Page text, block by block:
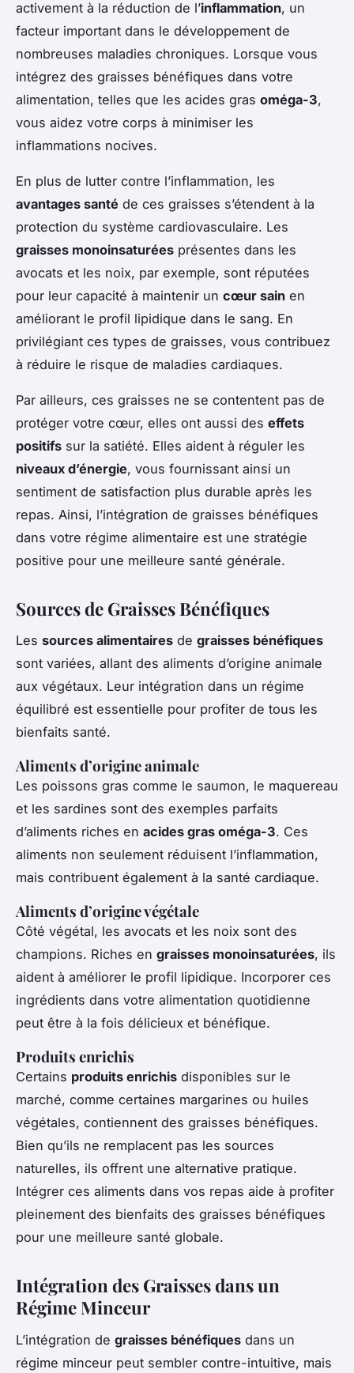
activement à la réduction de l’inflammation, un
facteur important dans le développement de
nombreuses maladies chroniques. Lorsque vous
intégrez des graisses bénéfiques dans votre
alimentation, telles que les acides gras oméga-3,
vous aidez votre corps à minimiser les
inflammations nocives.
En plus de lutter contre l’inflammation, les
avantages santé de ces graisses s’étendent à la
protection du système cardiovasculaire. Les
graisses monoinsaturées présentes dans les
avocats et les noix, par exemple, sont réputées
pour leur capacité à maintenir un cœur sain en
améliorant le profil lipidique dans le sang. En
privilégiant ces types de graisses, vous contribuez
à réduire le risque de maladies cardiaques.
Par ailleurs, ces graisses ne se contentent pas de
protéger votre cœur, elles ont aussi des effets
positifs sur la satiété. Elles aident à réguler les
niveaux d’énergie, vous fournissant ainsi un
sentiment de satisfaction plus durable après les
repas. Ainsi, l’intégration de graisses bénéfiques
dans votre régime alimentaire est une stratégie
positive pour une meilleure santé générale.
Sources de Graisses Bénéfiques
Les sources alimentaires de graisses bénéfiques
sont variées, allant des aliments d’origine animale
aux végétaux. Leur intégration dans un régime
équilibré est essentielle pour profiter de tous les
bienfaits santé.
Aliments d’origine animale
Les poissons gras comme le saumon, le maquereau
et les sardines sont des exemples parfaits
d’aliments riches en acides gras oméga-3. Ces
aliments non seulement réduisent l’inflammation,
mais contribuent également à la santé cardiaque.
Aliments d’origine végétale
Côté végétal, les avocats et les noix sont des
champions. Riches en graisses monoinsaturées, ils
aident à améliorer le profil lipidique. Incorporer ces
ingrédients dans votre alimentation quotidienne
peut être à la fois délicieux et bénéfique.
Produits enrichis
Certains produits enrichis disponibles sur le
marché, comme certaines margarines ou huiles
végétales, contiennent des graisses bénéfiques.
Bien qu’ils ne remplacent pas les sources
naturelles, ils offrent une alternative pratique.
Intégrer ces aliments dans vos repas aide à profiter
pleinement des bienfaits des graisses bénéfiques
pour une meilleure santé globale.
Intégration des Graisses dans un
Régime Minceur
L’intégration de graisses bénéfiques dans un
régime minceur peut sembler contre-intuitive, mais